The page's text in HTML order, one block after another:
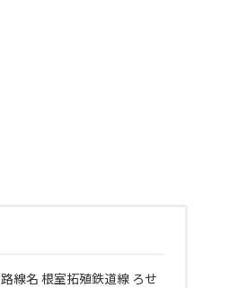
線名 根室拓殖鉄道線 ろせ